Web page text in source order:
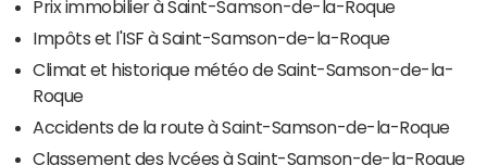
Prix immobilier à Saint-Samson-de-la-Roque
Impôts et l'ISF à Saint-Samson-de-la-Roque
Climat et historique météo de Saint-Samson-de-la-
Roque
Accidents de la route à Saint-Samson-de-la-Roque
Classement des lycées à Saint-Samson-de-la-Roque